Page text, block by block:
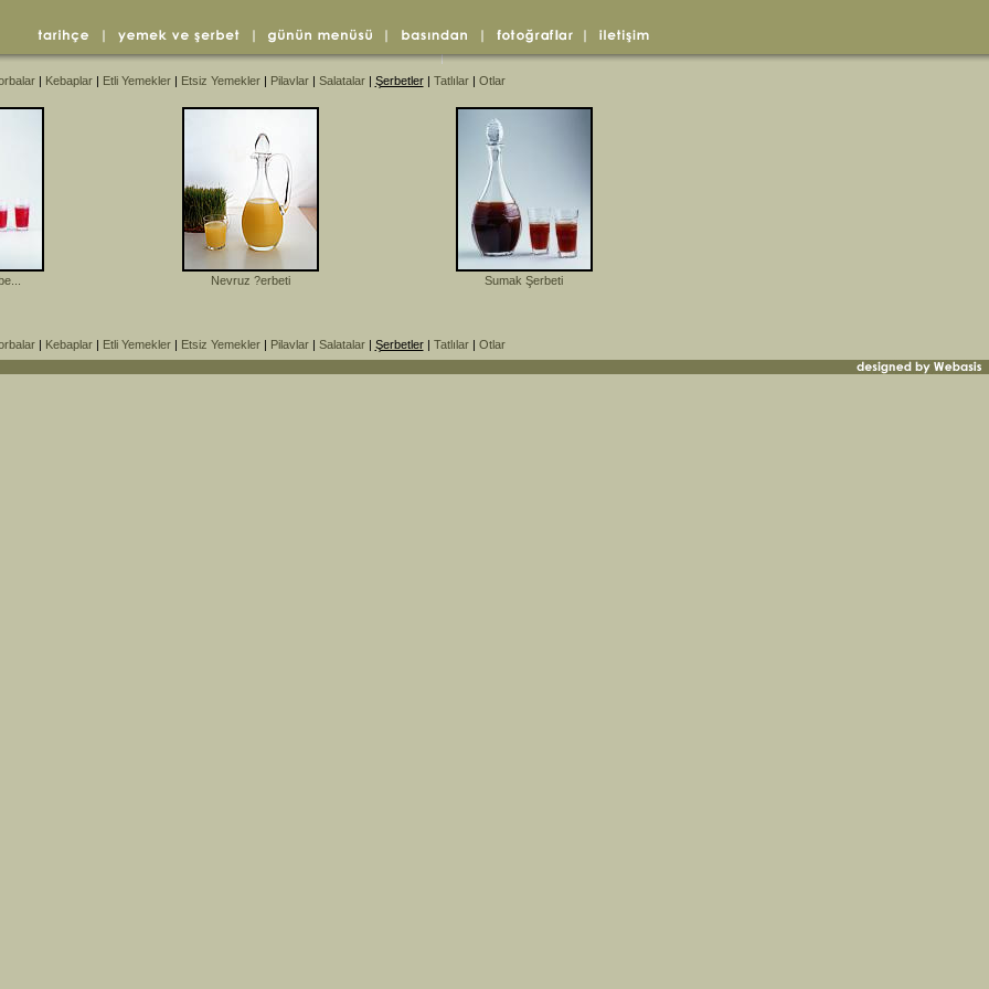
| Kebaplar| Etli Yemekler| Etsiz Yemekler| Pilavlar| Salatalar| Şerbetler| Tatlılar| Otlar
Nevruz ?erbeti Sumak Şerbeti
| Kebaplar| Etli Yemekler| Etsiz Yemekler| Pilavlar| Salatalar| Şerbetler| Tatlılar| Otlar